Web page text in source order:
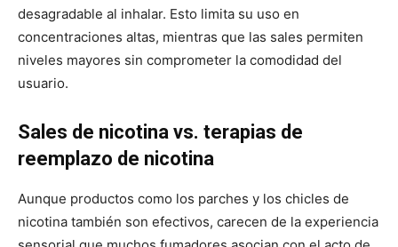
desagradable al inhalar. Esto limita su uso en
concentraciones altas, mientras que las sales permiten
niveles mayores sin comprometer la comodidad del
usuario.
Sales de nicotina vs. terapias de
reemplazo de nicotina
Aunque productos como los parches y los chicles de
nicotina también son efectivos, carecen de la experiencia